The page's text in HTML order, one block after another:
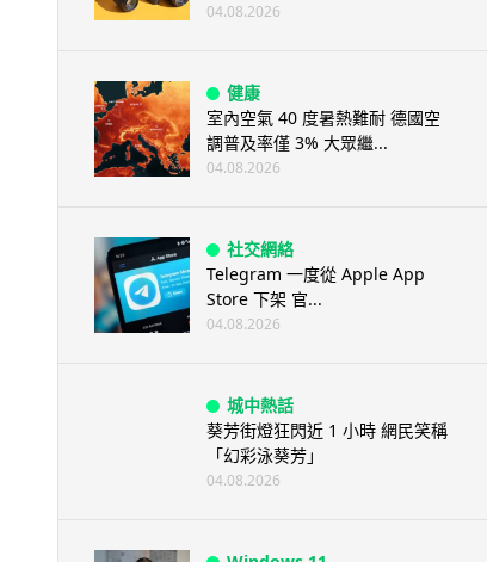
04.08.2026
健康
室內空氣 40 度暑熱難耐 德國空
調普及率僅 3% 大眾繼...
04.08.2026
社交網絡
Telegram 一度從 Apple App
Store 下架 官...
04.08.2026
城中熱話
葵芳街燈狂閃近 1 小時 網民笑稱
「幻彩泳葵芳」
04.08.2026